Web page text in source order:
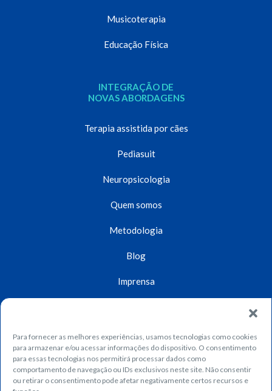
Para fornecer as melhores experiências, usamos tecnologias como cookies
para armazenar e/ou acessar informações do dispositivo. O consentimento
para essas tecnologias nos permitirá processar dados como
comportamento de navegação ou IDs exclusivos neste site. Não consentir
ou retirar o consentimento pode afetar negativamente certos recursos e
Musicoterapia
Educação Física
INTEGRAÇÃO DE
NOVAS ABORDAGENS
Terapia assistida por cães
Pediasuit
Neuropsicologia
Quem somos
Metodologia
Blog
Imprensa
Contato
Dúvidas
Trabalhe conosco